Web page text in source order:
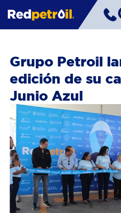
Grupo Petroil
edición de su
Junio Azul